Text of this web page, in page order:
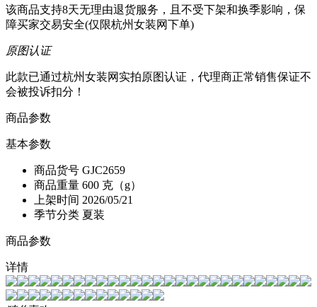
该商品支持8天无理由退货服务，且不受下架和换季影响，保
障买家交易安全(仅限杭州女装网下单)
原图认证
此款已通过杭州女装网实拍原图认证，代理商正常销售保证不
会被投诉扣分！
商品参数
基本参数
商品货号 GJC2659
商品重量 600 克（g）
上架时间 2026/05/21
季节分类 夏装
商品参数
详情